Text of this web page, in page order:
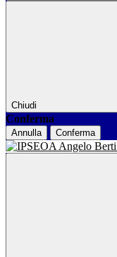
Chiudi
Conferma
Annulla Conferma